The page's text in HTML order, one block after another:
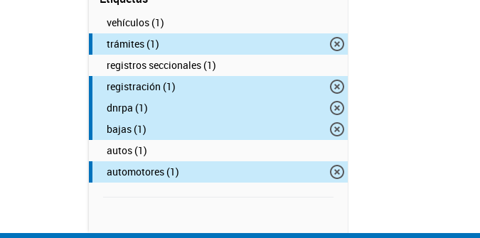
vehículos (1)
trámites (1)
registros seccionales (1)
registración (1)
dnrpa (1)
bajas (1)
autos (1)
automotores (1)